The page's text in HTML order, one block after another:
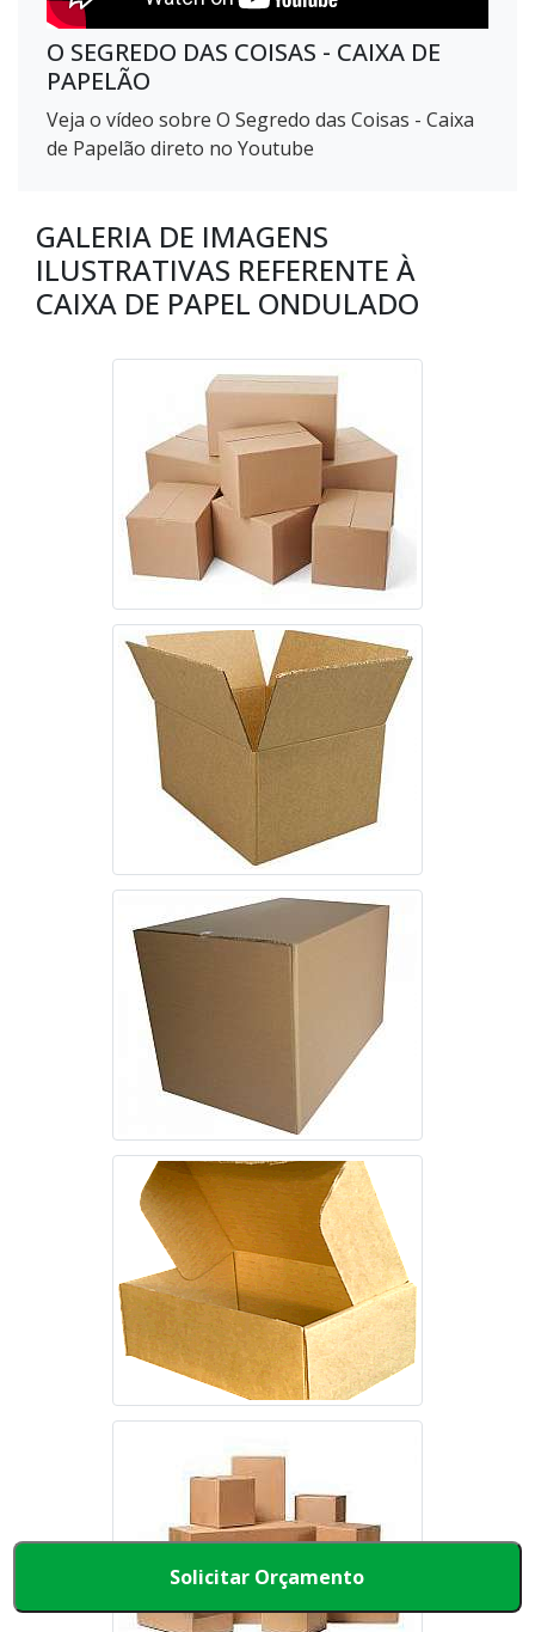
Solicitar Orçamento
O SEGREDO DAS COISAS - CAIXA DE
PAPELÃO
Veja o vídeo sobre O Segredo das Coisas - Caixa
de Papelão direto no Youtube
GALERIA DE IMAGENS
ILUSTRATIVAS REFERENTE À
CAIXA DE PAPEL ONDULADO